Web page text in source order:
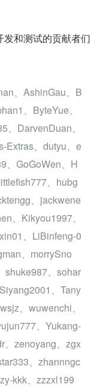
和测试的贡献者们
、AshinGau、B
、ByteYue、
DarvenDuan、
Extras、dutyu、e
、GoGoWen、H
、hubg
、jackwene
、Kikyou1997、
、LiBinfeng-0
、morrySno
shuke987、sohar
、Tany
、wuwenchi、
、Yukang-
、zenoyang、zgx
、zhannngc
kkk、zzzxl199